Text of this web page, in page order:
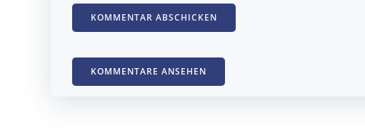
KOMMENTARE ANSEHEN